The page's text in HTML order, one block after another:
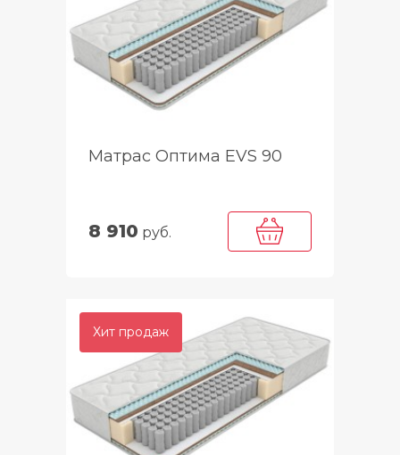
Матрас Оптима EVS 90
8 910 руб.
Хит продаж